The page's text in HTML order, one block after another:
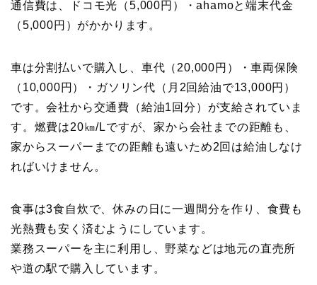
通信費は、ドコモ光（5,000円）・ahamoと端末代金
（5,000円）がかかります。
車は分割払いで購入し、車代（20,000円）・車両保険
（10,000円）・ガソリン代（月2回給油で13,000円）
です。会社から交通費（給油1回分）が支給されていま
す。燃費は20㎞/Lですが、家から会社までの距離も、
家からスーパーまでの距離も遠いため2回は給油しなけ
ればいけません。
食事は3食自炊で、休みの日に一週間分を作り、食費も
光熱費も安く済むようにしています。
業務スーパーを主に利用し、野菜などは地元の直売所
や道の駅で購入しています。